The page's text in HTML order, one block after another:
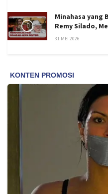
Minahasa yang
Remy Silado,
31 MEI 2026